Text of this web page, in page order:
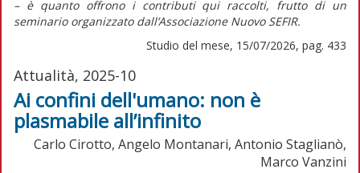
– è quanto offrono i contributi qui raccolti, frutto di un
seminario organizzato dall’Associazione Nuovo SEFIR.
Studio del mese, 15/07/2026, pag. 433
Attualità, 2025-10
Ai confini dell'umano: non è
plasmabile all’infinito
Carlo Cirotto, Angelo Montanari, Antonio Staglianò,
Marco Vanzini